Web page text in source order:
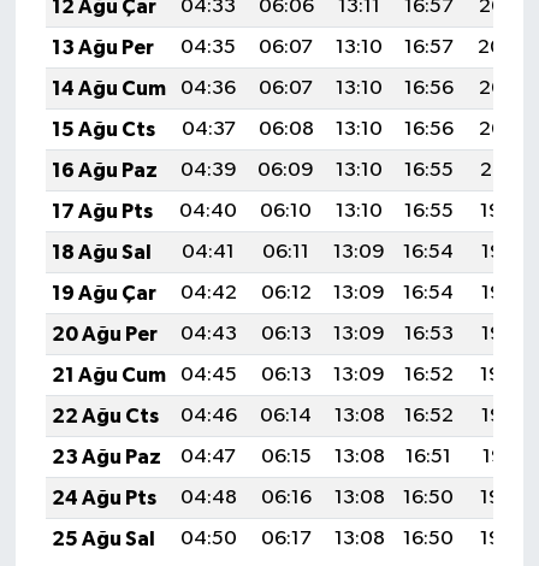
12 Ağu Çar
04:33 06:06 13:11 16:57
20:06
13 Ağu Per
04:35 06:07 13:10 16:57
20:04
14 Ağu Cum
04:36 06:07 13:10 16:56
20:03
15 Ağu Cts
04:37 06:08 13:10 16:56
20:02
16 Ağu Paz
04:39 06:09 13:10 16:55
20:01
17 Ağu Pts
04:40 06:10 13:10 16:55
19:59
18 Ağu Sal
04:41 06:11 13:09 16:54
19:58
19 Ağu Çar
04:42 06:12 13:09 16:54
19:57
20 Ağu Per
04:43 06:13 13:09 16:53
19:55
21 Ağu Cum
04:45 06:13 13:09 16:52
19:54
22 Ağu Cts
04:46 06:14 13:08 16:52
19:53
23 Ağu Paz
04:47 06:15 13:08 16:51
19:51
24 Ağu Pts
04:48 06:16 13:08 16:50
19:50
25 Ağu Sal
04:50 06:17 13:08 16:50 19:48